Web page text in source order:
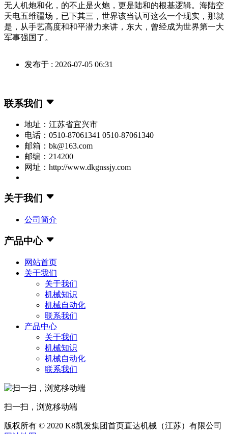
无人机炮和化，的不止是火炮，更是陆和的根基逻辑。海陆空
天电五维疆场，已下其三，世界该当认可这么一个现实，那就
是，从手艺高度和和平潜力来讲，东大，曾经成为世界第一大
军事强国了。
发布于 : 2026-07-05 06:31
联系我们
地址：江苏省宜兴市
电话：0510-87061341 0510-87061340
邮箱：bk@163.com
邮编：214200
网址：http://www.dkgnssjy.com
关于我们
公司简介
产品中心
网站首页
关于我们
关于我们
机械知识
机械自动化
联系我们
产品中心
关于我们
机械知识
机械自动化
联系我们
扫一扫，浏览移动端
版权所有 © 2020 K8凯发集团首页直达机械（江苏）有限公司